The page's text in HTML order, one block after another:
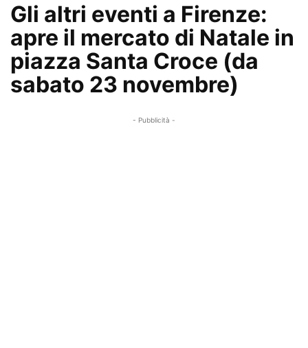
Gli altri eventi a Firenze:
apre il mercato di Natale in
piazza Santa Croce (da
sabato 23 novembre)
- Pubblicità -